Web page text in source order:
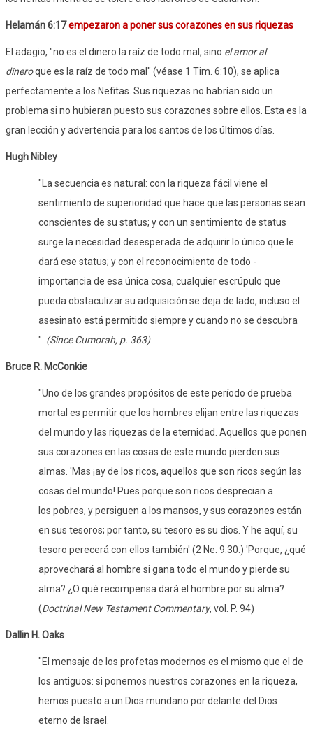
Helamán 6:17empezaron a poner sus corazones en sus riquezas
El adagio, "no es el dinero la raíz de todo mal, sino el amor al
dineroque es la raíz de todo mal" (véase 1 Tim. 6:10), se aplica
perfectamente a los Nefitas. Sus riquezas no habrían sido un
problema si no hubieran puesto sus corazones sobre ellos. Esta es la
gran lección y advertencia para los santos de los últimos días.
Hugh Nibley
"La secuencia es natural: con la riqueza fácil viene el
sentimiento de superioridad que hace que las personas sean
conscientes de su status; y con un sentimiento de status
surge la necesidad desesperada de adquirir lo único que le
dará ese status; y con el reconocimiento de todo -
importancia de esa única cosa, cualquier escrúpulo que
pueda obstaculizar su adquisición se deja de lado, incluso el
asesinato está permitido siempre y cuando no se descubra
". (Since Cumorah, p. 363)
Bruce R. McConkie
"Uno de los grandes propósitos de este período de prueba
mortal es permitir que los hombres elijan entre las riquezas
del mundo y las riquezas de la eternidad. Aquellos que ponen
sus corazones en las cosas de este mundo pierden sus
almas. 'Mas ¡ay de los ricos, aquellos que son ricos según las
cosas del mundo! Pues porque son ricos desprecian a
los pobres, y persiguen a los mansos, y sus corazones están
en sus tesoros; por tanto, su tesoro es su dios. Y he aquí, su
tesoro perecerá con ellos también' (2 Ne. 9:30.) 'Porque, ¿qué
aprovechará al hombre si gana todo el mundo y pierde su
alma? ¿O qué recompensa dará el hombre por su alma?
(Doctrinal New Testament Commentary, vol. P. 94)
Dallin H. Oaks
"El mensaje de los profetas modernos es el mismo que el de
los antiguos: si ponemos nuestros corazones en la riqueza,
hemos puesto a un Dios mundano por delante del Dios
eterno de Israel.